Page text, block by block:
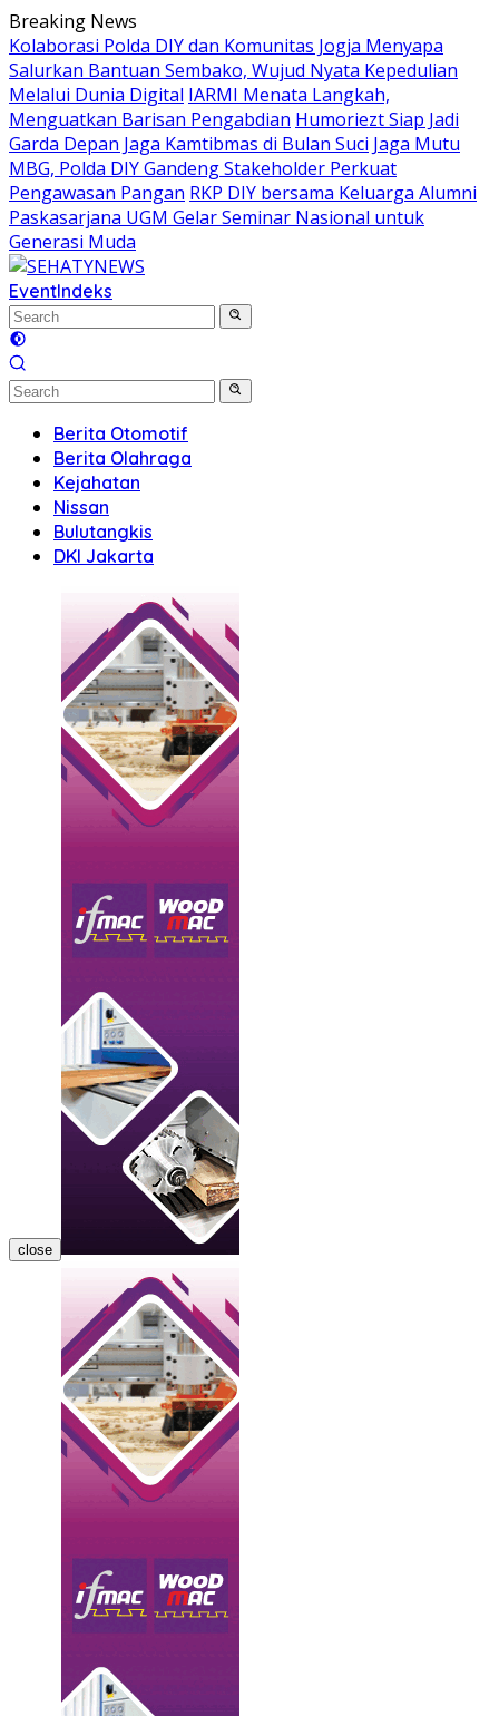
Skip
to
content
Breaking News
Kolaborasi Polda DIY dan Komunitas Jogja Menyapa
Salurkan Bantuan Sembako, Wujud Nyata Kepedulian
Melalui Dunia Digital IARMI Menata Langkah,
Menguatkan Barisan Pengabdian Humoriezt Siap Jadi
Garda Depan Jaga Kamtibmas di Bulan Suci Jaga Mutu
MBG, Polda DIY Gandeng Stakeholder Perkuat
Pengawasan Pangan RKP DIY bersama Keluarga Alumni
Paskasarjana UGM Gelar Seminar Nasional untuk
Generasi Muda
EventIndeks
Berita Otomotif
Berita Olahraga
Kejahatan
Nissan
Bulutangkis
DKI Jakarta
close